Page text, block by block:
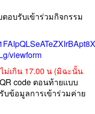
อบรับเข้าร่วมกิจกรรม
viewform
เกิน 17.00 น (มิฉะนั้น
code ตอนท้ายแบบ
บข้อมูลการเข้าร่วมค่าย